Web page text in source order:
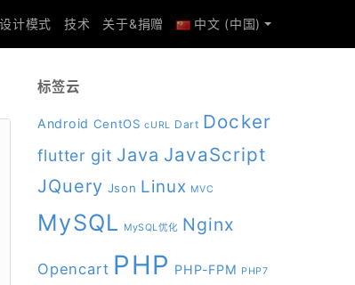
计模式 技术 关于&捐赠 中文 (中国)
标签云
Android CentOS cURL Dart Docker
flutter git Java JavaScript
JQuery Json Linux MVC
MySQL MySQL优化 Nginx
Opencart PHP PHP-FPM PHP7